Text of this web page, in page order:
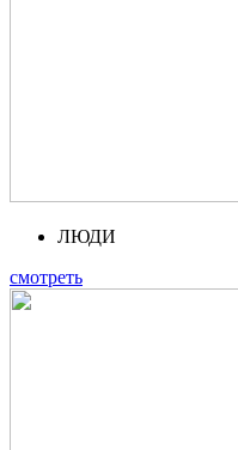
ЛЮДИ
смотреть